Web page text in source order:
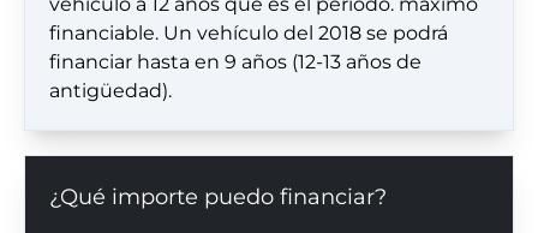
financiable. Un vehículo del 2018 se podrá
financiar hasta en 9 años (12-13 años de
antigüedad).
¿Qué importe puedo financiar?